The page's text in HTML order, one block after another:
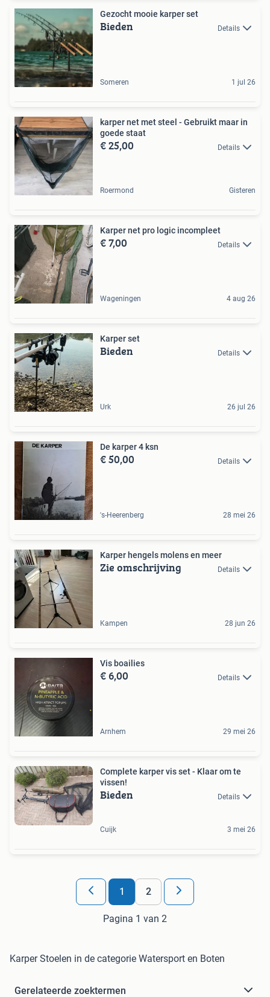
Gezocht mooie karper set
Bieden Details
Someren 1 jul 26
karper net met steel - Gebruikt maar in
goede staat
€ 25,00 Details
Roermond Gisteren
Karper net pro logic incompleet
€ 7,00 Details
Wageningen 4 aug 26
Karper set
Bieden Details
Urk 26 jul 26
De karper 4 ksn
€ 50,00 Details
's-Heerenberg 28 mei 26
Karper hengels molens en meer
Zie omschrijving Details
Kampen 28 jun 26
Vis boailies
€ 6,00 Details
Arnhem 29 mei 26
Complete karper vis set - Klaar om te
vissen!
Bieden Details
Cuijk 3 mei 26
1 2
Pagina 1 van 2
Karper Stoelen in de categorie Watersport en Boten
Gerelateerde zoektermen